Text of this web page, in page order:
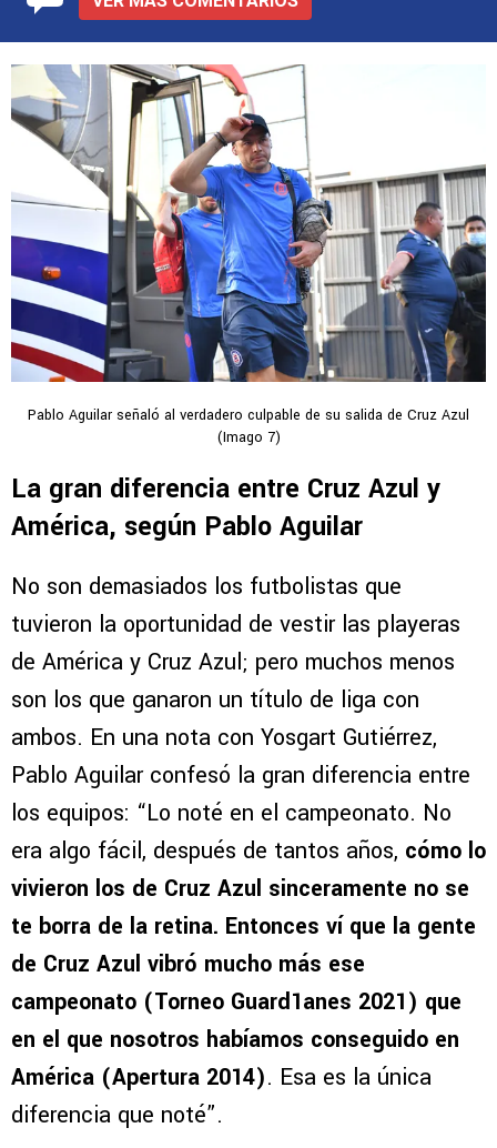
Pablo Aguilar señaló al verdadero culpable de su salida de Cruz Azul
(Imago 7)
La gran diferencia entre Cruz Azul y
América, según Pablo Aguilar
No son demasiados los futbolistas que
tuvieron la oportunidad de vestir las playeras
de América y Cruz Azul; pero muchos menos
son los que ganaron un título de liga con
ambos. En una nota con Yosgart Gutiérrez,
Pablo Aguilar confesó la gran diferencia entre
los equipos: “Lo noté en el campeonato. No
era algo fácil, después de tantos años, cómo lo
vivieron los de Cruz Azul sinceramente no se
te borra de la retina. Entonces ví que la gente
de Cruz Azul vibró mucho más ese
campeonato (Torneo Guard1anes 2021) que
en el que nosotros habíamos conseguido en
América (Apertura 2014). Esa es la única
diferencia que noté”.